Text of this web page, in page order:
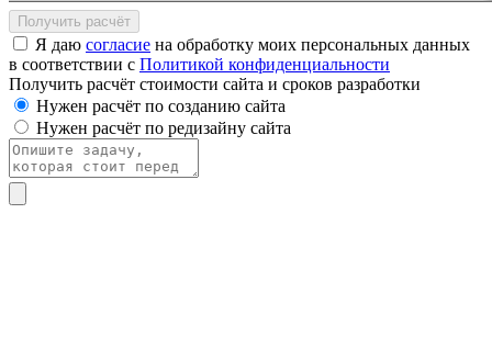
Получить расчёт
Я даю согласие на обработку моих персональных данных
в соответствии с Политикой конфиденциальности
Получить расчёт стоимости сайта и сроков разработки
Нужен расчёт по созданию сайта
Нужен расчёт по редизайну сайта